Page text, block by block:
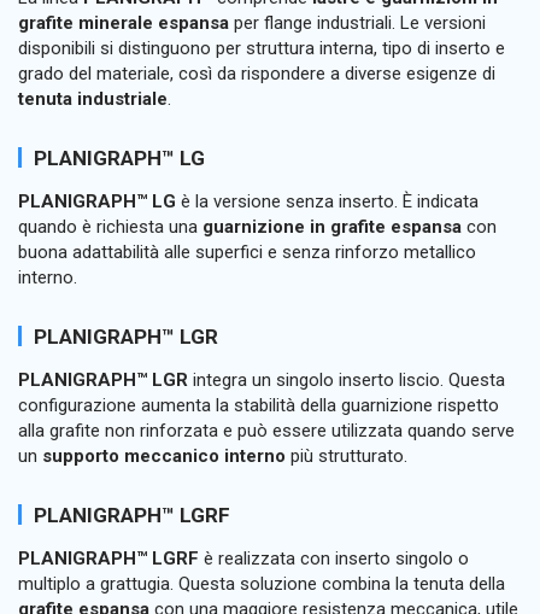
grafite minerale espansa per flange industriali. Le versioni
disponibili si distinguono per struttura interna, tipo di inserto e
grado del materiale, così da rispondere a diverse esigenze di
tenuta industriale.
PLANIGRAPH™ LG
PLANIGRAPH™ LG è la versione senza inserto. È indicata
quando è richiesta una guarnizione in grafite espansa con
buona adattabilità alle superfici e senza rinforzo metallico
interno.
PLANIGRAPH™ LGR
PLANIGRAPH™ LGR integra un singolo inserto liscio. Questa
configurazione aumenta la stabilità della guarnizione rispetto
alla grafite non rinforzata e può essere utilizzata quando serve
un supporto meccanico interno più strutturato.
PLANIGRAPH™ LGRF
PLANIGRAPH™ LGRF è realizzata con inserto singolo o
multiplo a grattugia. Questa soluzione combina la tenuta della
grafite espansa con una maggiore resistenza meccanica, utile